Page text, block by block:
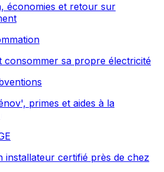
économies et retour sur
consommer sa propre électricité
primes et aides à la
installateur certifié près de chez